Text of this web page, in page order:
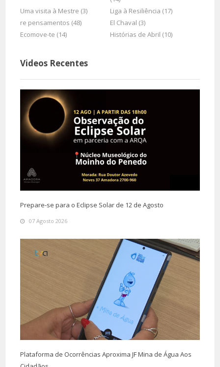
Uma visita à Mestre (3)
Liga à Resiliência (17)
re pensamentos (48)
El Chaval (3)
Ecomove-te (14)
Histórias de Abril (10)
Videos Recentes
Prepare-se para o Eclipse Solar de 12 de Agosto
07 Agosto 2026
Plataforma de Ocorrências Aproxima JF Mina de Água Aos